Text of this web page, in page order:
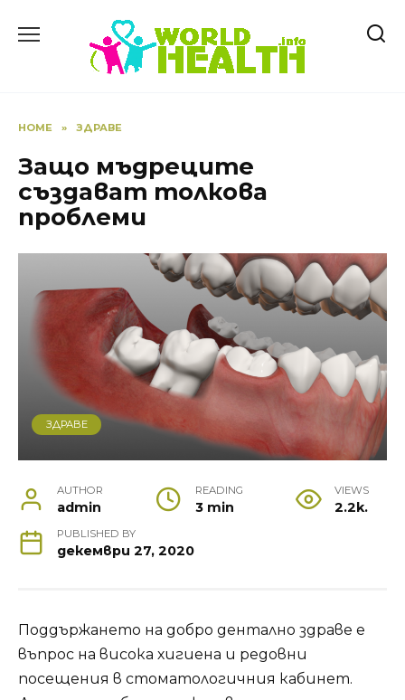
HOME » ЗДРАВЕ
Защо мъдреците
създават толкова
проблеми
ЗДРАВЕ
AUTHOR
admin
READING
3 min
VIEWS
2.2k.
PUBLISHED BY
декември 27, 2020
Поддържането на добро дентално здраве е
въпрос на висока хигиена и редовни
посещения в стоматологичния кабинет.